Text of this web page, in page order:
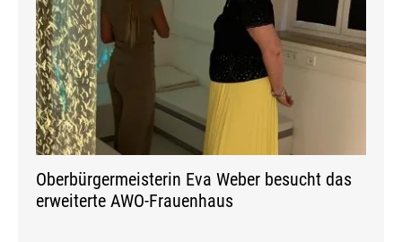
Oberbürgermeisterin Eva Weber besucht das
erweiterte AWO-Frauenhaus